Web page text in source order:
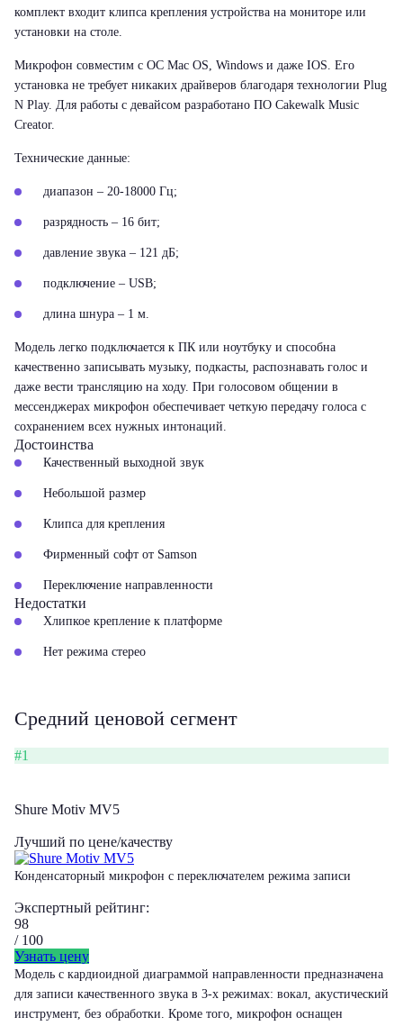
комплект входит клипса крепления устройства на мониторе или
установки на столе.
Микрофон совместим с ОС Mac OS, Windows и даже IOS. Его
установка не требует никаких драйверов благодаря технологии Plug
N Play. Для работы с девайсом разработано ПО Сakewalk Music
Creator.
Технические данные:
диапазон – 20-18000 Гц;
разрядность – 16 бит;
давление звука – 121 дБ;
подключение – USB;
длина шнура – 1 м.
Модель легко подключается к ПК или ноутбуку и способна
качественно записывать музыку, подкасты, распознавать голос и
даже вести трансляцию на ходу. При голосовом общении в
мессенджерах микрофон обеспечивает четкую передачу голоса с
сохранением всех нужных интонаций.
Достоинства
Качественный выходной звук
Небольшой размер
Клипса для крепления
Фирменный софт от Samson
Переключение направленности
Недостатки
Хлипкое крепление к платформе
Нет режима стерео
Средний ценовой сегмент
#1
Shure Motiv MV5
Лучший по цене/качеству
Конденсаторный микрофон с переключателем режима записи
Экспертный рейтинг:
98
/ 100
Узнать цену
Модель с кардиоидной диаграммой направленности предназначена
для записи качественного звука в 3-х режимах: вокал, акустический
инструмент, без обработки. Кроме того, микрофон оснащен